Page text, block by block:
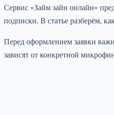
Сервис «Займ зайн онлайн»
подписки. В статье разберём,
Перед оформлением заявки
зависят от конкретной